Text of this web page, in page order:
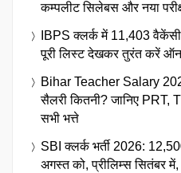
कम्पलीट सिलेबस और नया
IBPS क्लर्क में 11,403
पूरी लिस्ट देखकर तुरंत करें
Bihar Teacher Salary
सैलरी कितनी? जानिए PRT,
सभी भत्ते
SBI क्लर्क भर्ती 2026:
अगस्त को, प्रीलिम्स सितंबर में,